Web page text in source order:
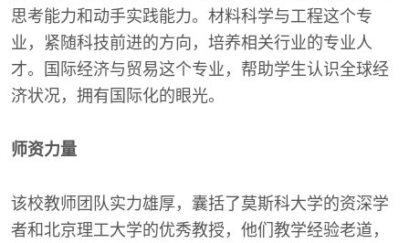
思考能力和动手实践能力。材料科学与工程这个专
业，紧随科技前进的方向，培养相关行业的专业人
才。国际经济与贸易这个专业，帮助学生认识全球经
济状况，拥有国际化的眼光。
师资力量
该校教师团队实力雄厚，囊括了莫斯科大学的资深学
者和北京理工大学的优秀教授，他们教学经验老道，